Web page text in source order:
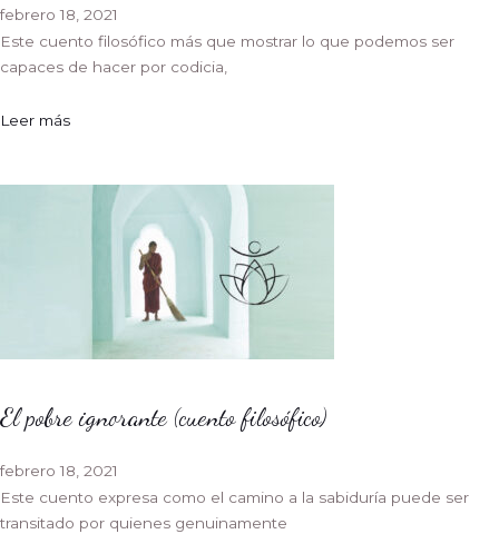
febrero 18, 2021
Este cuento filosófico más que mostrar lo que podemos ser
capaces de hacer por codicia,
Leer más
El pobre ignorante (cuento filosófico)
febrero 18, 2021
Este cuento expresa como el camino a la sabiduría puede ser
transitado por quienes genuinamente